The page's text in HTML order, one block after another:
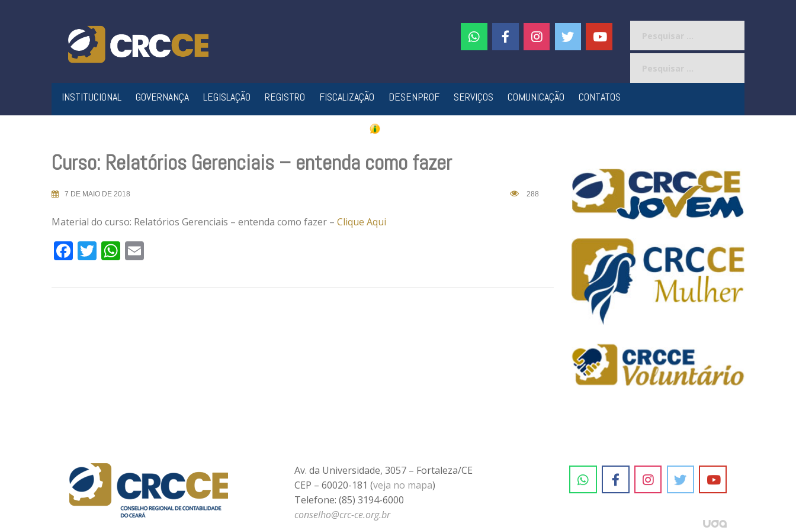
INSTITUCIONAL GOVERNANÇA LEGISLAÇÃO REGISTRO FISCALIZAÇÃO DESENPROF SERVIÇOS COMUNICAÇÃO CONTATOS
Curso: Relatórios Gerenciais – entenda como fazer
7 DE MAIO DE 2018 288
Material do curso: Relatórios Gerenciais – entenda como fazer – Clique Aqui
Facebook
TwitterWhatsApp
Av. da Universidade, 3057 – Fortaleza/CE
CEP – 60020-181 (veja no mapa)
Telefone: (85) 3194-6000
conselho@crc-ce.org.br